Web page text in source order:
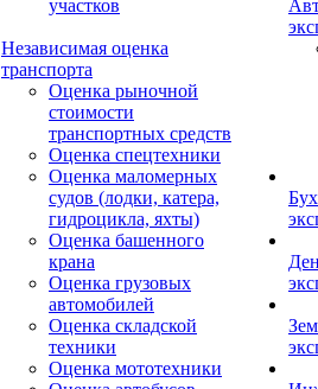
участков
Независимая оценка
транспорта
Оценка рыночной
стоимости
транспортных средств
Оценка спецтехники
Оценка маломерных
судов (лодки, катера,
гидроцикла, яхты)
Оценка башенного
крана
Оценка грузовых
автомобилей
Оценка складской
техники
Оценка мототехники